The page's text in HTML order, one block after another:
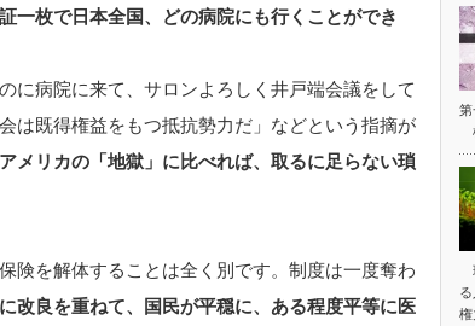
一枚で日本全国、どの病院にも行くことができ
に病院に来て、サロンよろしく井戸端会議をして
は既得権益をもつ抵抗勢力だ」などという指摘が
メリカの「地獄」に比べれば、取るに足らない瑣
険を解体することは全く別です。制度は一度奪わ
改良を重ねて、国民が平穏に、ある程度平等に医
権